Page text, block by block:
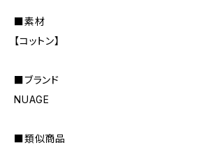
■素材
【コットン】
■ブランド
NUAGE
■類似商品